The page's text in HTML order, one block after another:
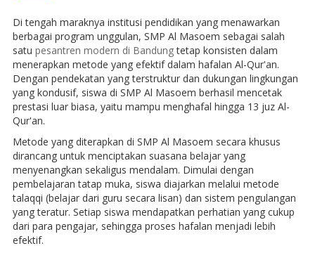
Di tengah maraknya institusi pendidikan yang menawarkan
berbagai program unggulan, SMP Al Masoem sebagai salah
satu pesantren modern di Bandungtetap konsisten dalam
menerapkan metode yang efektif dalam hafalan Al-Qur'an.
Dengan pendekatan yang terstruktur dan dukungan lingkungan
yang kondusif, siswa di SMP Al Masoem berhasil mencetak
prestasi luar biasa, yaitu mampu menghafal hingga 13 juz Al-
Qur'an.
Metode yang diterapkan di SMP Al Masoem secara khusus
dirancang untuk menciptakan suasana belajar yang
menyenangkan sekaligus mendalam. Dimulai dengan
pembelajaran tatap muka, siswa diajarkan melalui metode
talaqqi (belajar dari guru secara lisan) dan sistem pengulangan
yang teratur. Setiap siswa mendapatkan perhatian yang cukup
dari para pengajar, sehingga proses hafalan menjadi lebih
efektif.